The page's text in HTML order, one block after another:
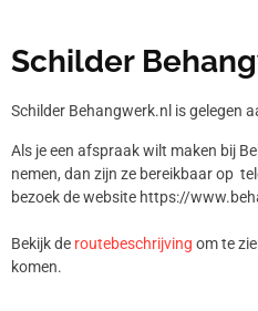
Schilder
Schilder Behangwerk.nl is gelegen
Als je een afspraak wilt maken bij
nemen, dan zijn ze bereikbaar op
bezoek de website https://
Bekijk de routebeschrijving om te
komen.